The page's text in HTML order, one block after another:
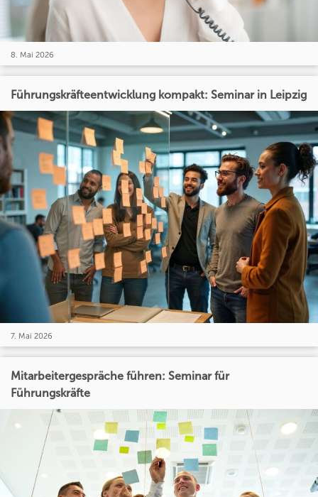
8. Mai 2026
Führungskräfteentwicklung kompakt: Seminar in Leipzig
7. Mai 2026
Mitarbeitergespräche führen: Seminar für
Führungskräfte